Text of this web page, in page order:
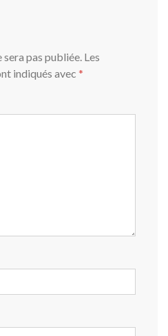
pas publiée. Les
indiqués avec *